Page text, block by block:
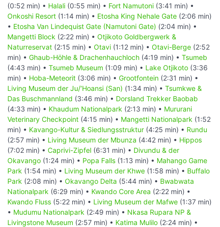
(0:52 min) • Halali (0:55 min) • Fort Namutoni (3:41 min) •
Onkoshi Resort (1:14 min) • Etosha King Nehale Gate (2:06 min)
• Etosha Van Lindequist Gate (Namutoni Gate) (2:04 min) •
Mangetti Block (2:22 min) • Otjikoto Goldbergwerk &
Naturreservat (2:15 min) • Otavi (1:12 min) • Otavi-Berge (2:52
min) • Ghaub-Höhle & Drachenhauchloch (4:19 min) • Tsumeb
(4:43 min) • Tsumeb Museum (1:09 min) • Lake Otjikoto (3:36
min) • Hoba-Meteorit (3:06 min) • Grootfontein (2:31 min) •
Living Museum der Ju/‘Hoansi (San) (1:34 min) • Tsumkwe &
Das Buschmannland (3:46 min) • Dorsland Trekker Baobab
(4:33 min) • Khaudum Nationalpark (2:13 min) • Mururani
Veterinary Checkpoint (4:15 min) • Mangetti Nationalpark (1:52
min) • Kavango-Kultur & Siedlungsstruktur (4:25 min) • Rundu
(2:57 min) • Living Museum der Mbunza (4:42 min) • Hippos
(7:02 min) • Caprivi-Zipfel (6:31 min) • Divundu & der
Okavango (1:24 min) • Popa Falls (1:13 min) • Mahango Game
Park (1:54 min) • Living Museum der Khwe (1:58 min) • Buffalo
Park (2:08 min) • Okavango Delta (5:44 min) • Bwabwata
Nationalpark (6:29 min) • Kwando Core Area (2:22 min) •
Kwando Fluss (5:22 min) • Living Museum der Mafwe (1:37 min)
• Mudumu Nationalpark (2:49 min) • Nkasa Rupara NP &
Livingstone Museum (2:57 min) • Katima Mulilo (2:24 min) •